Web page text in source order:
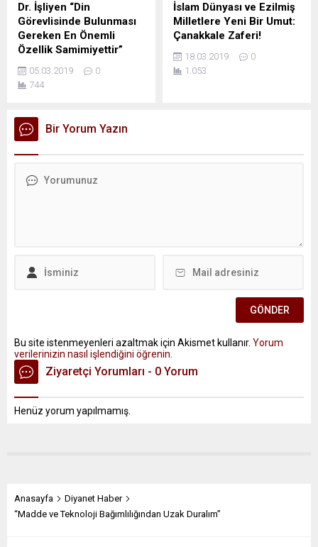
Dr. İşliyen “Din
Görevlisinde Bulunması
Gereken En Önemli
Özellik Samimiyettir”
05.03.2019
0
744
İslam Dünyası ve Ezilmiş
Milletlere Yeni Bir Umut:
Çanakkale Zaferi!
18.03.2019
0
1.053
Bir Yorum Yazın
Bu site istenmeyenleri azaltmak için Akismet kullanır. Yorum
verilerinizin nasıl işlendiğini öğrenin.
Ziyaretçi Yorumları - 0 Yorum
Henüz yorum yapılmamış.
Anasayfa
Diyanet Haber
“Madde ve Teknoloji Bağımlılığından Uzak Duralım”